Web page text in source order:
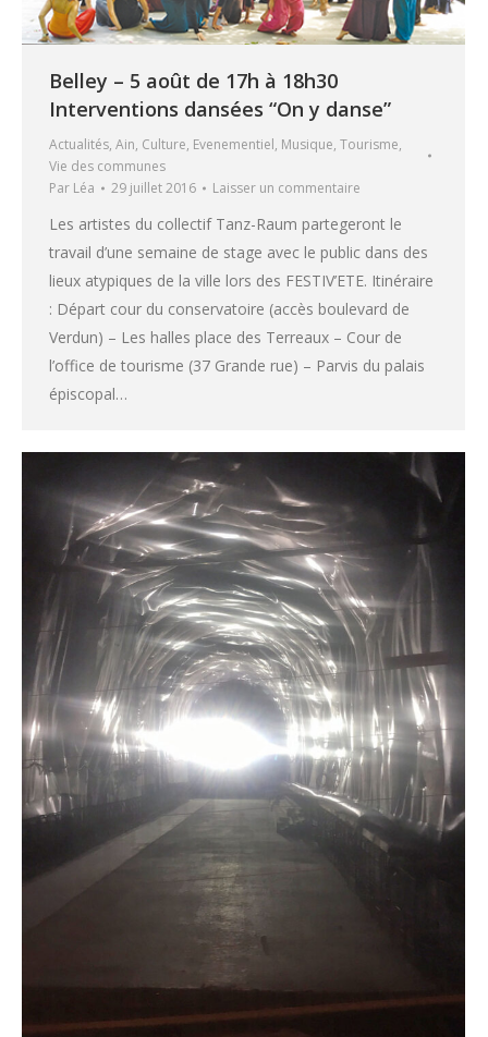
Belley – 5 août de 17h à 18h30
Interventions dansées “On y danse”
Actualités, Ain, Culture, Evenementiel, Musique, Tourisme,
Vie des communes
Par Léa 29 juillet 2016 Laisser un commentaire
Les artistes du collectif Tanz-Raum partegeront le
travail d’une semaine de stage avec le public dans des
lieux atypiques de la ville lors des FESTIV’ETE. Itinéraire
: Départ cour du conservatoire (accès boulevard de
Verdun) – Les halles place des Terreaux – Cour de
l’office de tourisme (37 Grande rue) – Parvis du palais
épiscopal…